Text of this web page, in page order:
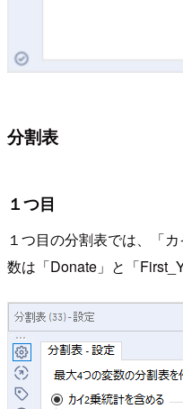
分割表
１つ目
１つ目の分割表では、「
数は「Donate」と「